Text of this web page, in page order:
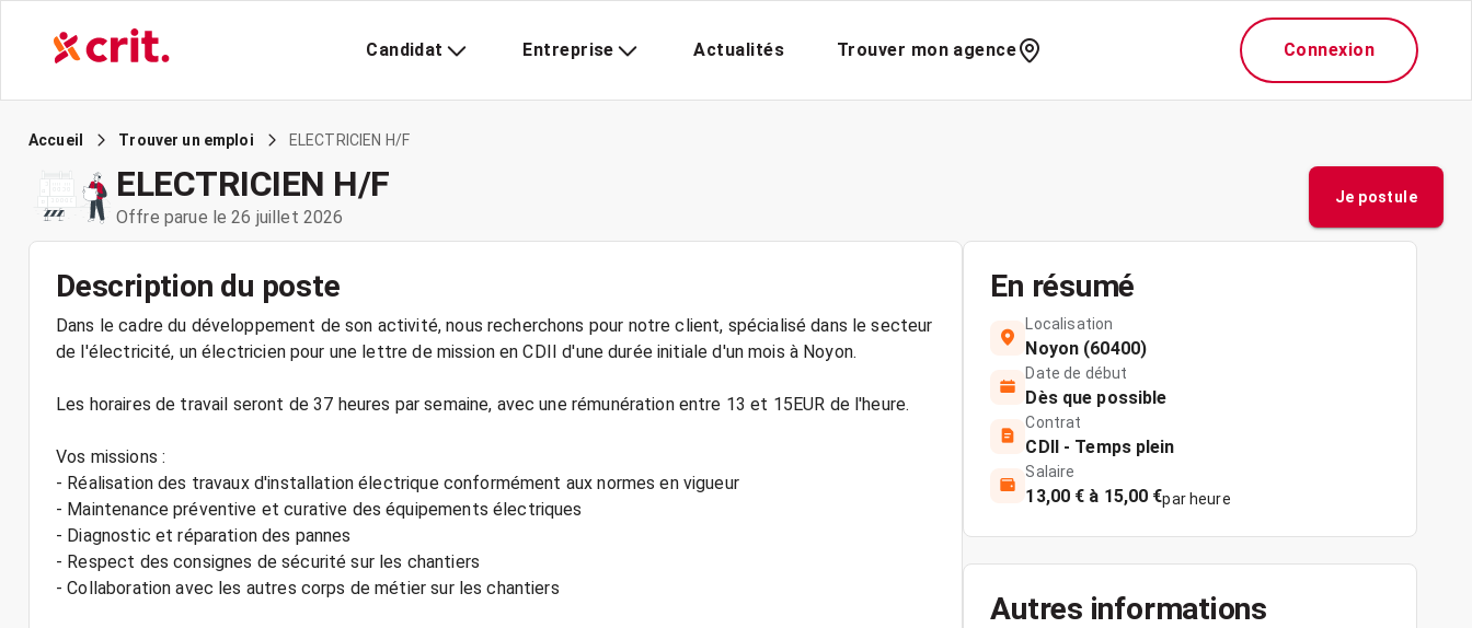
Candidat Entreprise Actualités Trouver mon agence Connexion
Accueil Trouver un emploi ELECTRICIEN H/F
ELECTRICIEN H/F
Offre parue le 26 juillet 2026
Je postule
Description du poste
Dans le cadre du développement de son activité, nous recherchons pour notre client, spécialisé dans le secteur
de l'électricité, un électricien pour une lettre de mission en CDII d'une durée initiale d'un mois à Noyon.
Les horaires de travail seront de 37 heures par semaine, avec une rémunération entre 13 et 15EUR de l'heure.
Vos missions :
- Réalisation des travaux d'installation électrique conformément aux normes en vigueur
- Maintenance préventive et curative des équipements électriques
- Diagnostic et réparation des pannes
- Respect des consignes de sécurité sur les chantiers
- Collaboration avec les autres corps de métier sur les chantiers
En résumé
Localisation
Noyon (60400)
Date de début
Dès que possible
Contrat
CDII - Temps plein
Salaire
13,00 € à 15,00 €par heure
Autres informations